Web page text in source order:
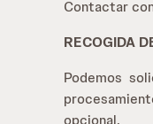
Contactar
RECOGIDA
Podemos